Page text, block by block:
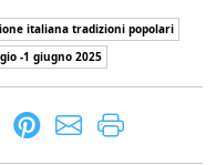
italiana tradizioni popolari
-1 giugno 2025